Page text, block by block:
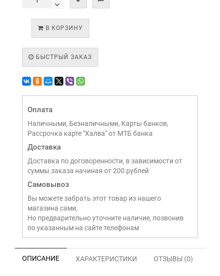
В КОРЗИНУ
БЫСТРЫЙ ЗАКАЗ
Оплата
Наличными, Безналичными, Карты банков,
Рассрочка карте "Халва" от МТБ банка
Доставка
Доставка по договоренности, в зависимости от
суммы заказа начиная от 200 рублей
Самовывоз
Вы можете забрать этот товар из нашего
магазина сами,
Но предварительно уточните наличие, позвонив
по указанным на сайте телефонам
ОПИСАНИЕ ХАРАКТЕРИСТИКИ ОТЗЫВЫ (0)